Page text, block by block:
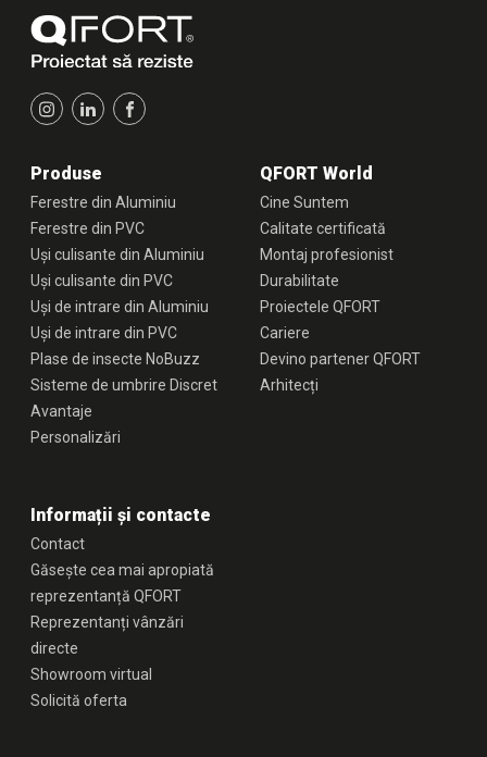
Produse
Ferestre din Aluminiu
Ferestre din PVC
Uși culisante din Aluminiu
Uși culisante din PVC
Uși de intrare din Aluminiu
Uși de intrare din PVC
Plase de insecte NoBuzz
Sisteme de umbrire Discret
Avantaje
Personalizări
QFORT World
Cine Suntem
Calitate certificată
Montaj profesionist
Durabilitate
Proiectele QFORT
Cariere
Devino partener QFORT
Arhitecți
Informații și contacte
Contact
Găsește cea mai apropiată
reprezentanță QFORT
Reprezentanți vânzări
directe
Showroom virtual
Solicită oferta